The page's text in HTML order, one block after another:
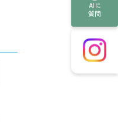
AIに
質問